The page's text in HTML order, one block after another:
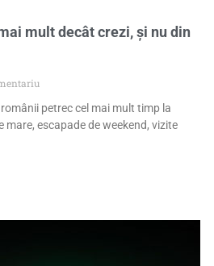
mult decât crezi, și nu din
petrec cel mai mult timp la
escapade de weekend, vizite